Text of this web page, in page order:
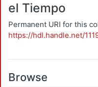
el Tiempo
Permanent URI for this
https://hdl.handle.net/
Browse